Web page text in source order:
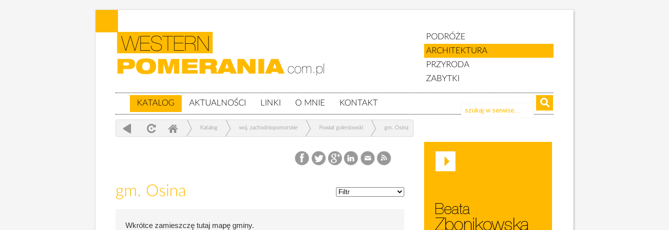
PODRÓŻE
ARCHITEKTURA
PRZYRODA
ZABYTKI
KATALOG AKTUALNOŚCI LINKI O MNIE KONTAKT
Katalog woj. zachodniopomorskie Powiat goleniowski gm. Osina
gm. Osina
Wkrótce zamieszczę tutaj mapę gminy.